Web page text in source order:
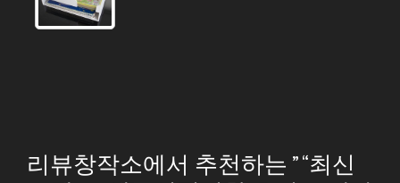
리뷰창작소에서 추천하는 ” “최신